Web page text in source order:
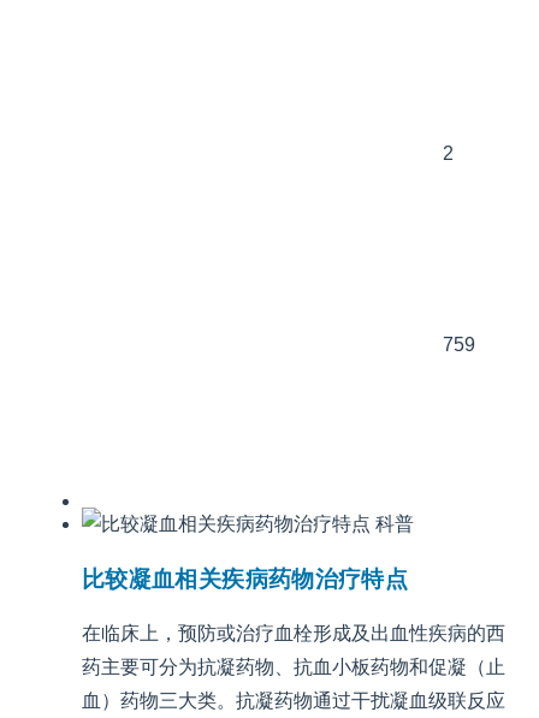
2
759
科普
比较凝血相关疾病药物治疗特点
在临床上，预防或治疗血栓形成及出血性疾病的西
药主要可分为抗凝药物、抗血小板药物和促凝（止
血）药物三大类。抗凝药物通过干扰凝血级联反应